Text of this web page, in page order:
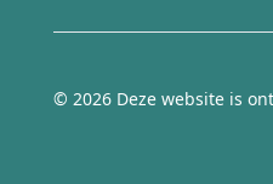
© 2026 Deze website is